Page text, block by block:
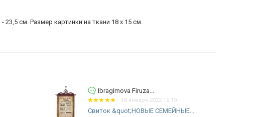
см. Размер картинки на ткани 18 х 15 см.
Ibragimova Firuza...
10 января 2022 16:19
Свиток &quot;НОВЫЕ СЕМЕЙНЫЕ...